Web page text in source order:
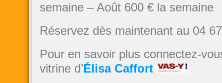
semaine – Août 600 € la semaine
Réservez dès maintenant au 04
Pour en savoir plus connectez-
vitrine d’Élisa Caffort